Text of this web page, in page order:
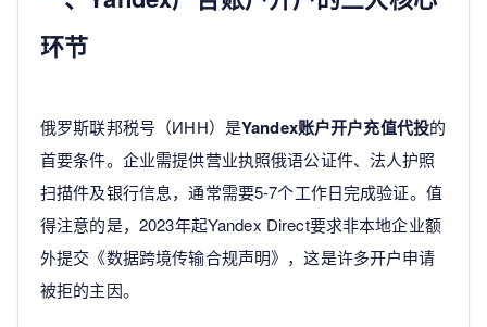
环节
俄罗斯联邦税号（ИНН）是Yandex账户开户充值代投的
首要条件。企业需提供营业执照俄语公证件、法人护照
扫描件及银行信息，通常需要5-7个工作日完成验证。值
得注意的是，2023年起Yandex Direct要求非本地企业额
外提交《数据跨境传输合规声明》，这是许多开户申请
被拒的主因。